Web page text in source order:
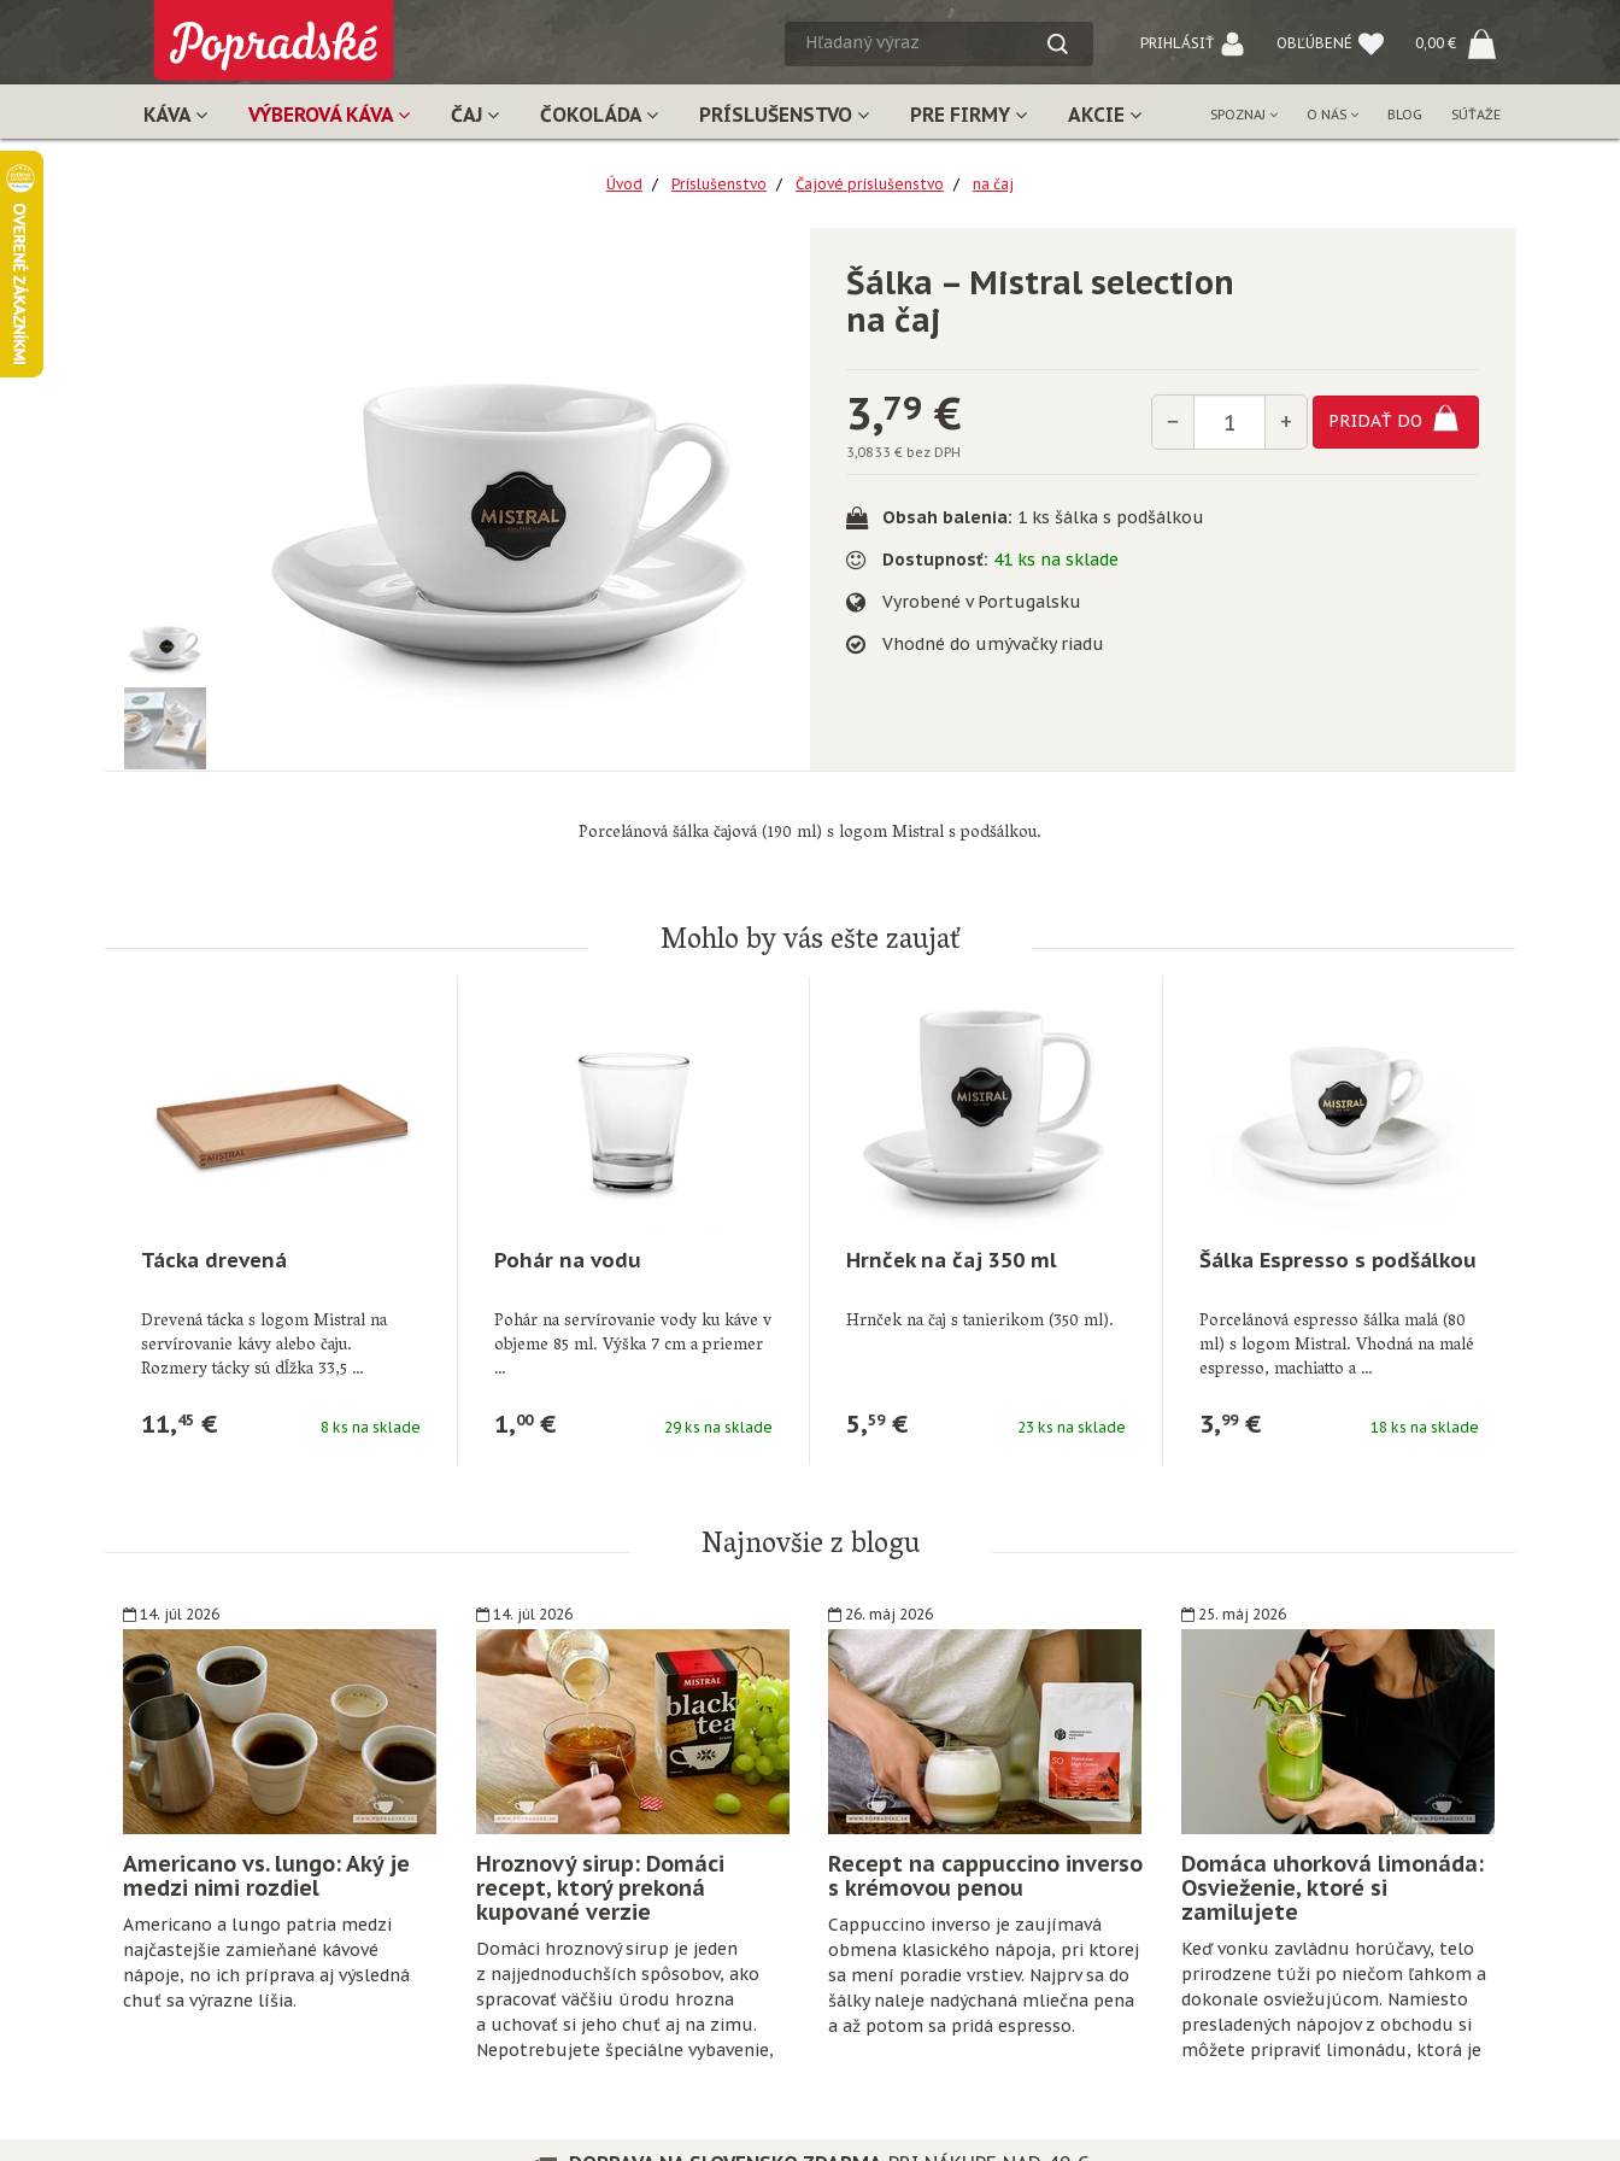
HĽADANÝ
VÝRAZ
PRIHLÁSIŤ OBĽÚBENÉ 0,00 €
KÁVA VÝBEROVÁ KÁVA ČAJ ČOKOLÁDA PRÍSLUŠENSTVO PRE FIRMY AKCIE SPOZNAJ O NÁS BLOG SÚŤAŽE
Úvod Príslušenstvo Čajové príslušenstvo na čaj
Šálka – Mistral selection
na čaj
3,79 €
3,0833 € bez DPH
−
Množstvo
+ PRIDAŤ DO
Obsah balenia: 1 ks šálka s podšálkou
Dostupnosť: 41 ks na sklade
Vyrobené v Portugalsku
Vhodné do umývačky riadu
Porcelánová šálka čajová (190 ml) s logom Mistral s podšálkou.
Mohlo by vás ešte zaujať
Tácka drevená
Drevená tácka s logom Mistral na
servírovanie kávy alebo čaju.
Rozmery tácky sú dĺžka 33,5 …
11,45 € 8 ks na sklade
Pohár na vodu
Pohár na servírovanie vody ku káve v
objeme 85 ml. Výška 7 cm a priemer
…
1,00€ 29 ks na sklade
Hrnček na čaj 350 ml
Hrnček na čaj s tanierikom (350 ml).
5,59€ 23 ks na sklade
Šálka Espresso s podšálkou
Porcelánová espresso šálka malá (80
ml) s logom Mistral. Vhodná na malé
espresso, machiatto a …
3,99€ 18 ks na sklade
Najnovšie z blogu
14. júl 2026
Americano vs. lungo: Aký je
medzi nimi rozdiel
Americano a lungo patria medzi
najčastejšie zamieňané kávové
nápoje, no ich príprava aj výsledná
chuť sa výrazne líšia.
14. júl 2026
Hroznový sirup: Domáci
recept, ktorý prekoná
kupované verzie
Domáci hroznový sirup je jeden
z najjednoduchších spôsobov, ako
spracovať väčšiu úrodu hrozna
a uchovať si jeho chuť aj na zimu.
Nepotrebujete špeciálne vybavenie,
26. máj 2026
Recept na cappuccino inverso
s krémovou penou
Cappuccino inverso je zaujímavá
obmena klasického nápoja, pri ktorej
sa mení poradie vrstiev. Najprv sa do
šálky naleje nadýchaná mliečna pena
a až potom sa pridá espresso.
25. máj 2026
Domáca uhorková limonáda:
Osvieženie, ktoré si
zamilujete
Keď vonku zavládnu horúčavy, telo
prirodzene túži po niečom ľahkom a
dokonale osviežujúcom. Namiesto
presladených nápojov z obchodu si
môžete pripraviť limonádu, ktorá je